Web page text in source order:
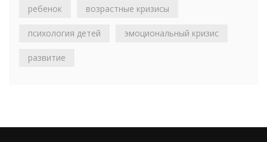
ребенок возрастные кризисы
психология детей эмоциональный кризис
развитие